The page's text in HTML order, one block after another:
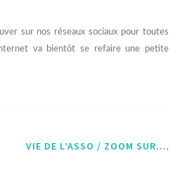
sur nos réseaux sociaux pour toutes
va bientôt se refaire une petite
VIE DE L’ASSO / ZOOM SUR… ,